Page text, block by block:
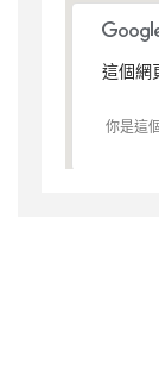
這個網
你是這